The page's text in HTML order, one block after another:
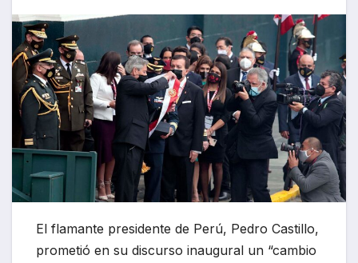
El flamante presidente de Perú, Pedro Castillo,
prometió en su discurso inaugural un “cambio